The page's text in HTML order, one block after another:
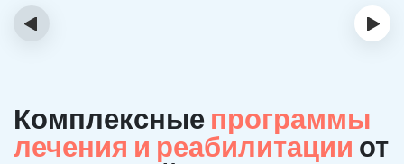
‹ ›
Комплексные программы
лечения и реабилитации от